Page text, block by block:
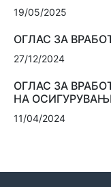
19/05/2025
ОГЛАС ЗА
27/12/2024
ОГЛАС ЗА
НА
11/04/2024